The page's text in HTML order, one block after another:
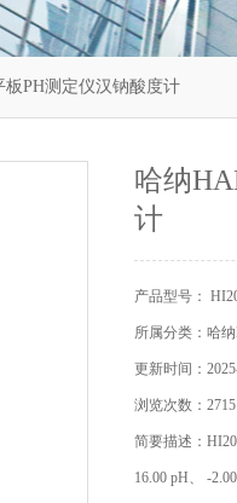
板PH测定仪汉钠酸度计
哈纳
计
产品型号：
所属分类：哈
更新时间：
浏览次数：2715
简要描述：
16.00 pH、 -